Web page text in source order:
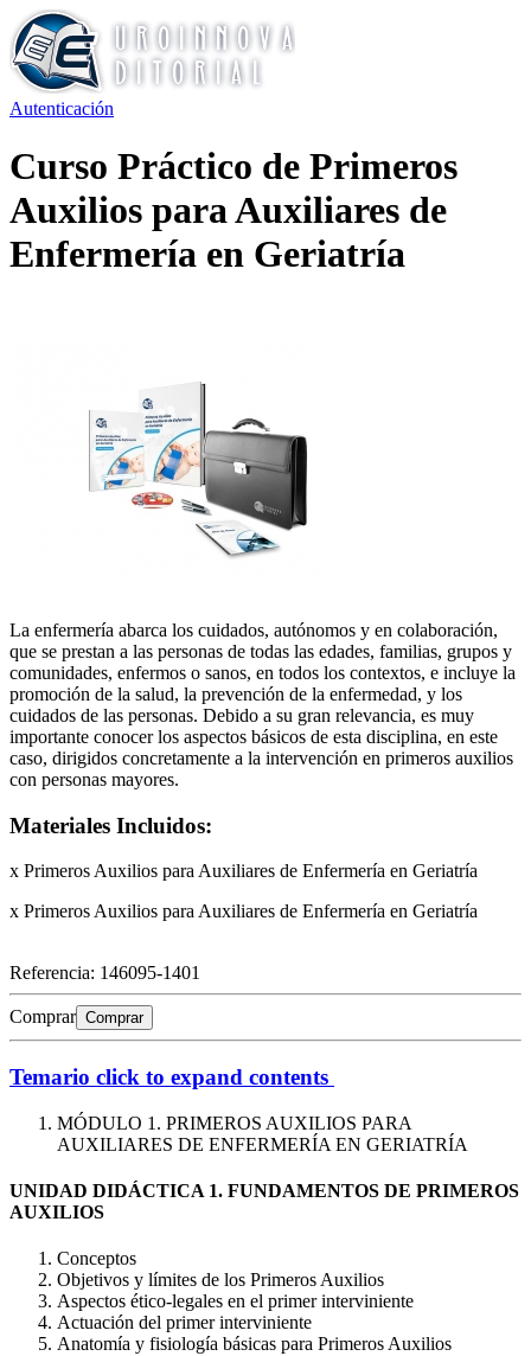
Autenticación
Curso Práctico de Primeros
Auxilios para Auxiliares de
Enfermería en Geriatría
La enfermería abarca los cuidados, autónomos y en colaboración,
que se prestan a las personas de todas las edades, familias, grupos y
comunidades, enfermos o sanos, en todos los contextos, e incluye la
promoción de la salud, la prevención de la enfermedad, y los
cuidados de las personas. Debido a su gran relevancia, es muy
importante conocer los aspectos básicos de esta disciplina, en este
caso, dirigidos concretamente a la intervención en primeros auxilios
con personas mayores.
Materiales Incluidos:
x Primeros Auxilios para Auxiliares de Enfermería en Geriatría
x Primeros Auxilios para Auxiliares de Enfermería en Geriatría
Referencia: 146095-1401
Comprar Comprar
Temario click to expand contents
MÓDULO 1. PRIMEROS AUXILIOS PARA
AUXILIARES DE ENFERMERÍA EN GERIATRÍA
UNIDAD DIDÁCTICA 1. FUNDAMENTOS DE PRIMEROS
AUXILIOS
Conceptos
Objetivos y límites de los Primeros Auxilios
Aspectos ético-legales en el primer interviniente
Actuación del primer interviniente
Anatomía y fisiología básicas para Primeros Auxilios